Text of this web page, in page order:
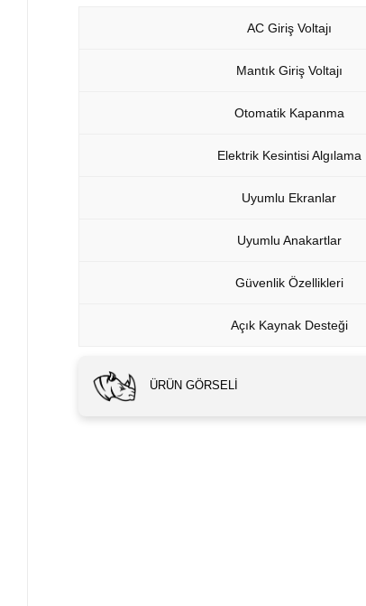
AC Giriş Voltajı
Mantık Giriş Voltajı
Otomatik Kapanma
Elektrik Kesintisi Algılama
Uyumlu Ekranlar
Uyumlu Anakartlar
Güvenlik Özellikleri
Açık Kaynak Desteği
ÜRÜN GÖRSELI